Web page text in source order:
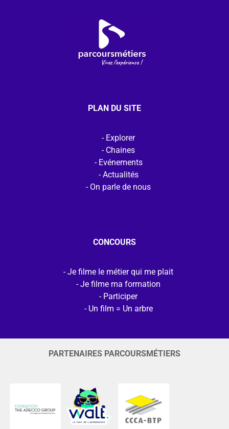
PLAN DU SITE
Explorer
Chaines
Evénements
Actualités
On parle de nous
CONCOURS
Je filme le métier qui me plait
Je filme ma formation
Participer
Un film = Un arbre
PARTENAIRES PARCOURSMÉTIERS